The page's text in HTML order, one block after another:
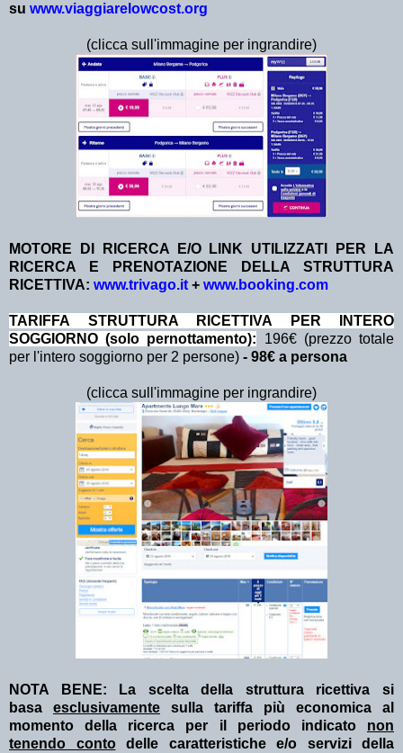
su www.viaggiarelowcost.org
(clicca sull'immagine per ingrandire)
MOTORE DI RICERCA E/O LINK UTILIZZATI PER LA
RICERCA E PRENOTAZIONE DELLA STRUTTURA
RICETTIVA: www.trivago.it + www.booking.com
TA RIFFA STRUTTURA RICETTIVA PER INTERO
SOGGIORNO (solo pernottamento): 196€ (prezzo totale
per l'intero soggiorno per 2 persone) - 98€ a persona
(clicca sull'immagine per ingrandire)
NOTA BENE: La scelta della struttura ricettiva si
basa esclusivamente sulla tariffa più economica al
momento della ricerca per il periodo indicato non
tenendo contodelle caratteristiche e/o servizi della